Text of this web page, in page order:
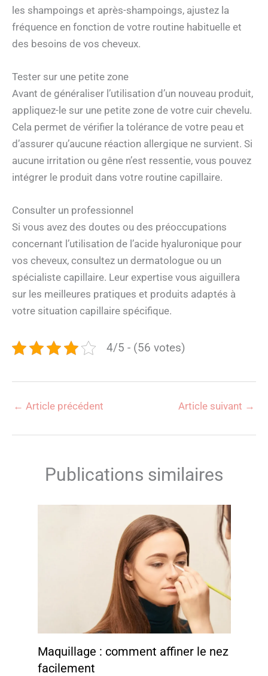
les shampoings et après-shampoings, ajustez la
fréquence en fonction de votre routine habituelle et
des besoins de vos cheveux.
Tester sur une petite zone
Avant de généraliser l’utilisation d’un nouveau produit,
appliquez-le sur une petite zone de votre cuir chevelu.
Cela permet de vérifier la tolérance de votre peau et
d’assurer qu’aucune réaction allergique ne survient. Si
aucune irritation ou gêne n’est ressentie, vous pouvez
intégrer le produit dans votre routine capillaire.
Consulter un professionnel
Si vous avez des doutes ou des préoccupations
concernant l’utilisation de l’acide hyaluronique pour
vos cheveux, consultez un dermatologue ou un
spécialiste capillaire. Leur expertise vous aiguillera
sur les meilleures pratiques et produits adaptés à
votre situation capillaire spécifique.
4/5 - (56 votes)
← Article précédent Article suivant →
Publications similaires
Maquillage : comment affiner le nez
facilement